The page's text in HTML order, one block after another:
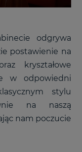
odgrywa
postawienie na
kryształowe
w odpowiedni
stylu
na naszą
nam poczucie